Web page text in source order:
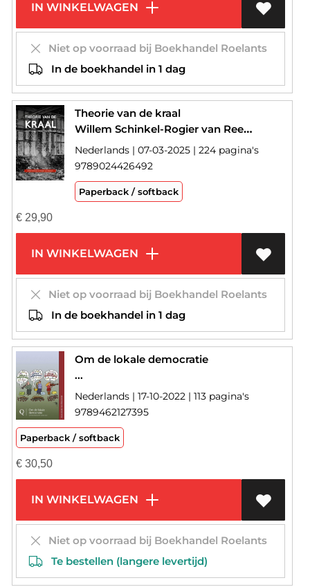
IN WINKELWAGEN
Niet op voorraad bij Boekhandel Roelants
In de boekhandel in 1 dag
Theorie van de kraal
Willem Schinkel-Rogier van Reekum
Nederlands | 07-03-2025 | 224 pagina's
9789024426492
Paperback / softback
€29,90
IN WINKELWAGEN
Niet op voorraad bij Boekhandel Roelants
In de boekhandel in 1 dag
Om de lokale democratie
...
Nederlands | 17-10-2022 | 113 pagina's
9789462127395
Paperback / softback
€30,50
IN WINKELWAGEN
Niet op voorraad bij Boekhandel Roelants
Te bestellen (langere levertijd)